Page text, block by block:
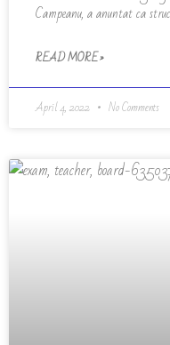
Campeanu, a anuntat ca
READ MORE »
April 4, 2022 No Comments